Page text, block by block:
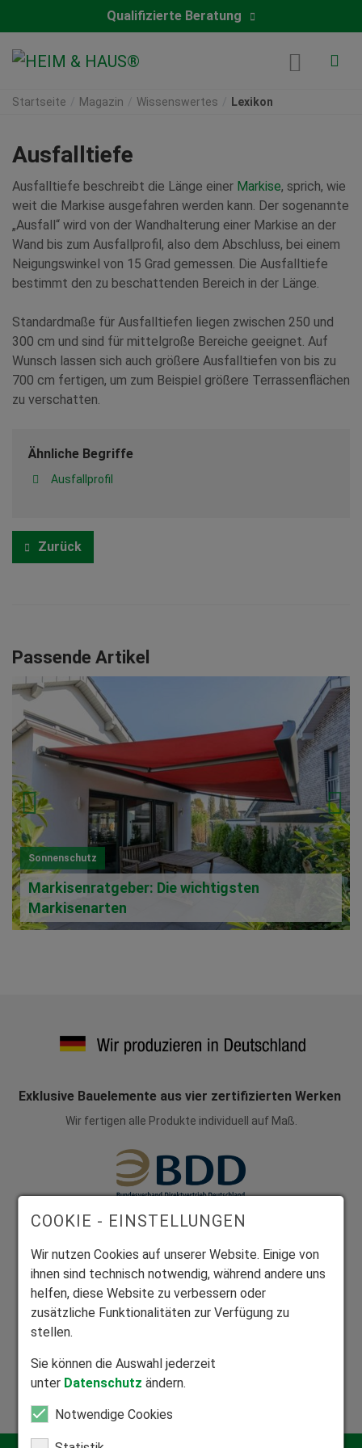
Qualifizierte Beratung
Startseite Magazin Wissenswertes Lexikon
Ausfalltiefe
Ausfalltiefe beschreibt die Länge einer Markise, sprich, wie
weit die Markise ausgefahren werden kann. Der sogenannte
„Ausfall“ wird von der Wandhalterung einer Markise an der
Wand bis zum Ausfallprofil, also dem Abschluss, bei einem
Neigungswinkel von 15 Grad gemessen. Die Ausfalltiefe
bestimmt den zu beschattenden Bereich in der Länge.
Standardmaße für Ausfalltiefen liegen zwischen 250 und
300 cm und sind für mittelgroße Bereiche geeignet. Auf
Wunsch lassen sich auch größere Ausfalltiefen von bis zu
700 cm fertigen, um zum Beispiel größere Terrassenflächen
zu verschatten.
Ähnliche Begriffe
Ausfallprofil
Zurück
Passende Artikel
Sonnenschutz
Markisenratgeber: Die wichtigsten
Markisenarten
Exklusive Bauelemente aus vier zertifizierten Werken
Wir fertigen alle Produkte individuell auf Maß.
Mitglied Bundesverband Direktvertrieb
Seriöser Direktvertrieb zum Nutzen unserer Kunden.
Mitglied Bundesverband Rollladen und Sonnenschutz
Zuhause in der Rollladen- und Sonnenschutzbranche.
COOKIE - EINSTELLUNGEN
Wir nutzen Cookies auf unserer Website. Einige von
ihnen sind technisch notwendig, während andere uns
helfen, diese Website zu verbessern oder
zusätzliche Funktionalitäten zur Verfügung zu
stellen.
Sie können die Auswahl jederzeit
unter Datenschutz ändern.
Notwendige Cookies